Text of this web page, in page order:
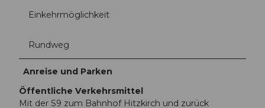
Einkehrmöglichkeit
Rundweg
Anreise und Parken
Öffentliche Verkehrsmittel
Mit der S9 zum Bahnhof Hitzkirch und zurück